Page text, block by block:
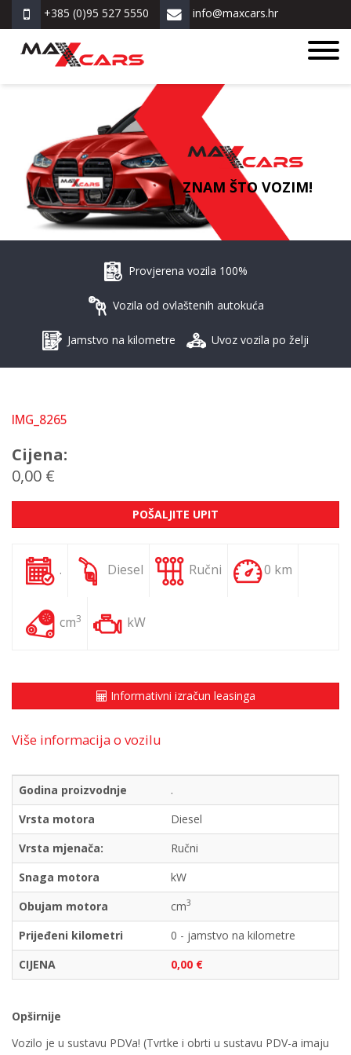
+385 (0)95 527 5550 info@maxcars.hr
ZNAM ŠTO VOZIM!
Provjerena vozila 100%
Vozila od ovlaštenih autokuća
Jamstvo na kilometre Uvoz vozila po želji
IMG_8265
Cijena:
0,00 €
POŠALJITE UPIT
. Diesel Ručni 0 km
cm3 kW
Informativni izračun leasinga
Više informacija o vozilu
Godina proizvodnje
.
Vrsta motora
Diesel
Vrsta mjenača:
Ručni
Snaga motora
kW
Obujam motora
cm3
Prijeđeni kilometri
0 - jamstvo na kilometre
CIJENA
0,00 €
Opširnije
Vozilo je u sustavu PDVa! (Tvrtke i obrti u sustavu PDV-a imaju